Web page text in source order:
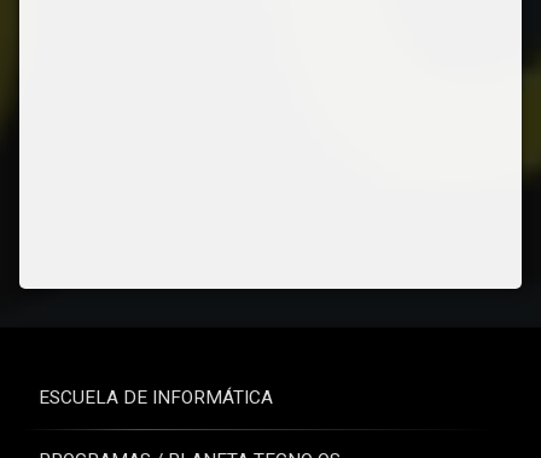
ESCUELA DE INFORMÁTICA